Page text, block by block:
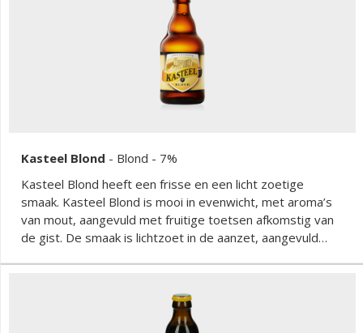
Kasteel Blond - Blond - 7%
Kasteel Blond heeft een frisse en een licht zoetige
smaak. Kasteel Blond is mooi in evenwicht, met aroma’s
van mout, aangevuld met fruitige toetsen afkomstig van
de gist. De smaak is lichtzoet in de aanzet, aangevuld